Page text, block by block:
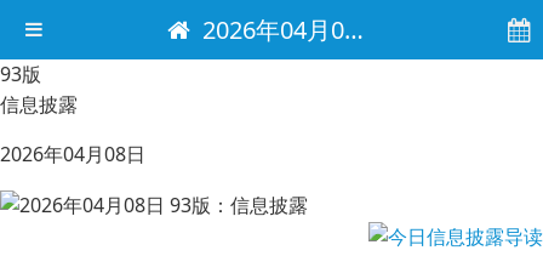
2026年04月08日 电子报
93版
信息披露
2026年04月08日